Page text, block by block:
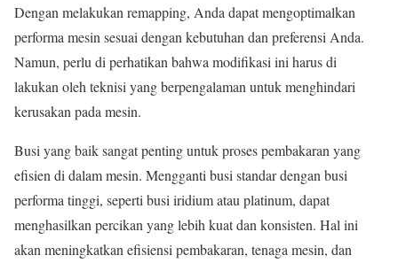
Dengan melakukan remapping, Anda dapat mengoptimalkan
performa mesin sesuai dengan kebutuhan dan preferensi Anda.
Namun, perlu di perhatikan bahwa modifikasi ini harus di
lakukan oleh teknisi yang berpengalaman untuk menghindari
kerusakan pada mesin.
Busi yang baik sangat penting untuk proses pembakaran yang
efisien di dalam mesin. Mengganti busi standar dengan busi
performa tinggi, seperti busi iridium atau platinum, dapat
menghasilkan percikan yang lebih kuat dan konsisten. Hal ini
akan meningkatkan efisiensi pembakaran, tenaga mesin, dan